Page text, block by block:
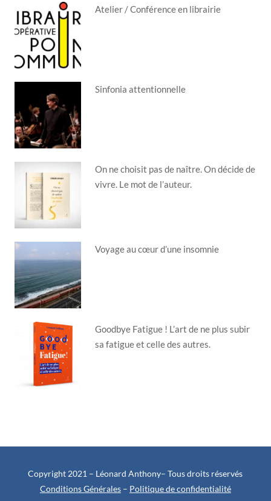
Atelier / Conférence en librairie
Sinfonia attentionnelle
On ne choisit pas de naître. On décide de
vivre. Le mot de l’auteur.
Voyage au cœur d’une insomnie
Goodbye Fatigue ! L’art de ne plus subir
sa fatigue et celle des autres.
Copyright 2021 – Léonard Anthony– Tous droits réservés
Conditions Générales– Politique de confidentialité